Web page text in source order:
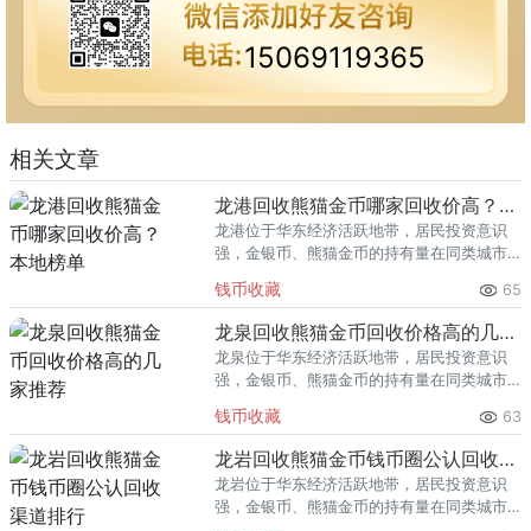
15069119365
相关文章
龙港回收熊猫金币哪家回收价高？本地榜单
龙港位于华东经济活跃地带，居民投资意识
强，金银币、熊猫金币的持有量在同类城市
熊猫金币的需求就明显升温，但鱼龙混杂的
回收渠道里，能精准识别版别溢
钱币收藏 65
龙泉回收熊猫金币回收价格高的几家推荐
龙泉位于华东经济活跃地带，居民投资意识
强，金银币、熊猫金币的持有量在同类城市
熊猫金币的需求就明显升温，但鱼龙混杂的
回收渠道里，能精准识别版别溢
钱币收藏 63
龙岩回收熊猫金币钱币圈公认回收渠道排行
龙岩位于华东经济活跃地带，居民投资意识
强，金银币、熊猫金币的持有量在同类城市